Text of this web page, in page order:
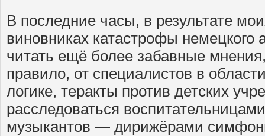
В последние часы, в результате
виновниках катастрофы немецкого
читать ещё более забавные
правило, от специалистов в
логике, теракты против детских
расследоваться
музыкантов — дирижёрами